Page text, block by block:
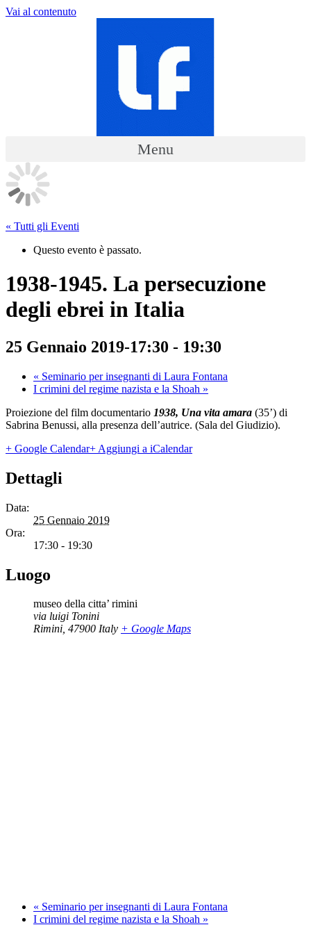
Vai al contenuto
Menu
« Tutti gli Eventi
Questo evento è passato.
1938-1945. La persecuzione
degli ebrei in Italia
25 Gennaio 2019-17:30 - 19:30
« Seminario per insegnanti di Laura Fontana
I crimini del regime nazista e la Shoah »
Proiezione del film documentario 1938, Una vita amara (35’) di
Sabrina Benussi, alla presenza dell’autrice. (Sala del Giudizio).
+ Google Calendar+ Aggiungi a iCalendar
Dettagli
Data:
25 Gennaio 2019
Ora:
17:30 - 19:30
Luogo
museo della citta’ rimini
via luigi Tonini
Rimini, 47900 Italy + Google Maps
« Seminario per insegnanti di Laura Fontana
I crimini del regime nazista e la Shoah »